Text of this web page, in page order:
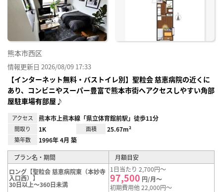
熊本市西区
情報更新日 2026/08/09 17:33
【インターネット無料・バストイレ別】聖粒会 慈恵病院の近くに
あり、コンビニやスーパー豊富で熊本市街へアクセスしやすい角部
屋駐車場有部屋♪
アクセス 熊本市上熊本線「県立体育館前駅」徒歩11分
間取り 1K 面積 25.67m²
築年数 1996年 4月 築
プラン名・期間
月額目安
ロング【聖粒会 慈恵病院東（本妙寺
入口西）】
30日以上～360日未満
1日当たり 2,700円～
97,500 円/月～
初期費用他 22,000円～